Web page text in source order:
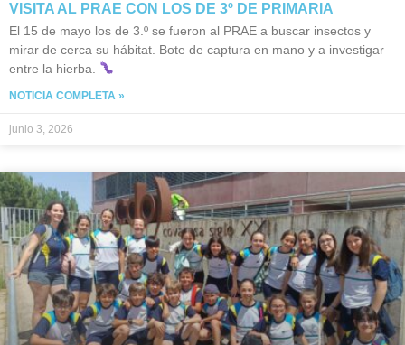
VISITA AL PRAE CON LOS DE 3º DE PRIMARIA
El 15 de mayo los de 3.º se fueron al PRAE a buscar insectos y
mirar de cerca su hábitat. Bote de captura en mano y a investigar
entre la hierba.
NOTICIA COMPLETA »
junio 3, 2026